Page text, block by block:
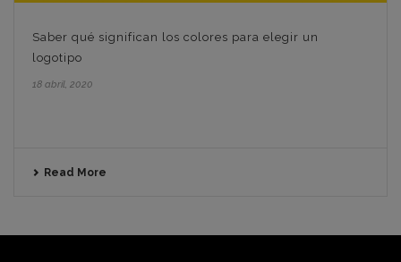
Saber qué significan los colores para elegir un
logotipo
18 abril, 2020
Read More